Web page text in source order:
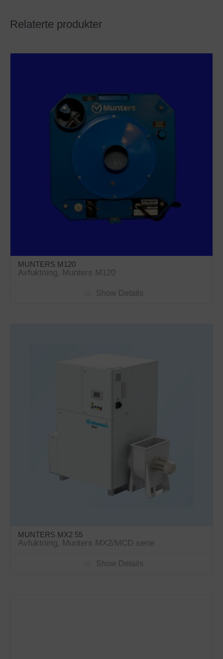
Relaterte produkter
MUNTERS M120
Avfuktning, Munters M120
Show Details
MUNTERS MX2 55
Avfuktning, Munters MX2/MCD serie
Show Details